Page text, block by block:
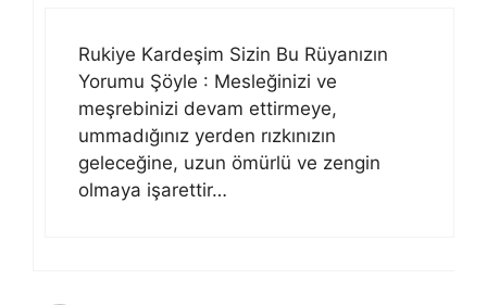
Rukiye Kardeşim Sizin Bu Rüyanızın
Yorumu Şöyle : Mesleğinizi ve
meşrebinizi devam ettirmeye,
ummadığınız yerden rızkınızın
geleceğine, uzun ömürlü ve zengin
olmaya işarettir…